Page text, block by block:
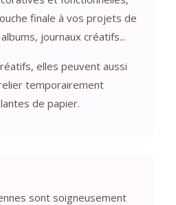
finale à vos projets de
journaux créatifs...
elles peuvent aussi
temporairement
de papier.
sont soigneusement